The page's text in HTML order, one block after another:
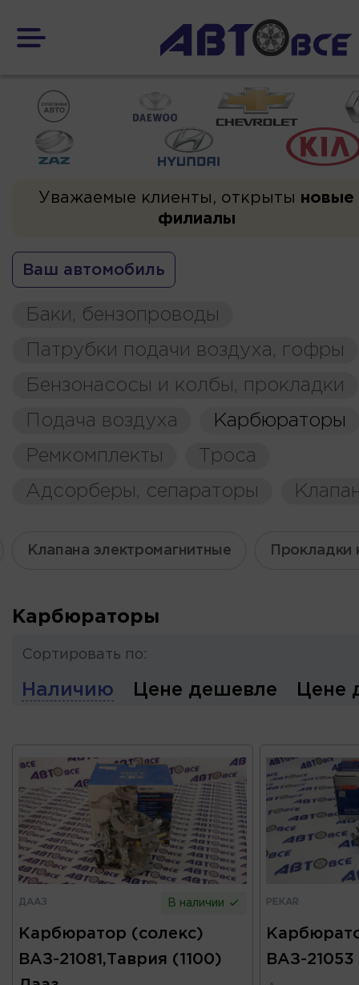
Уважаемые клиенты, открыты новые
филиалы
Ваш автомобиль
Баки, бензопроводы
Патрубки подачи воздуха, гофры
Бензонасосы и колбы, прокладки
Подача воздуха
Карбюраторы
Ремкомплекты
Троса
Адсорберы, сепараторы
Клапана электромагнитные Прокладки
Карбюраторы
Сортировать по:
Наличию Цене дешевле Цене
ДААЗ В наличии
Карбюратор (солекс)
ВАЗ-21081,Таврия (1100)
PEKAR
ВАЗ-21053